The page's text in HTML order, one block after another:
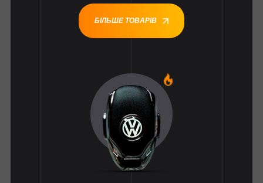
БІЛЬШЕ ТОВАРІВ